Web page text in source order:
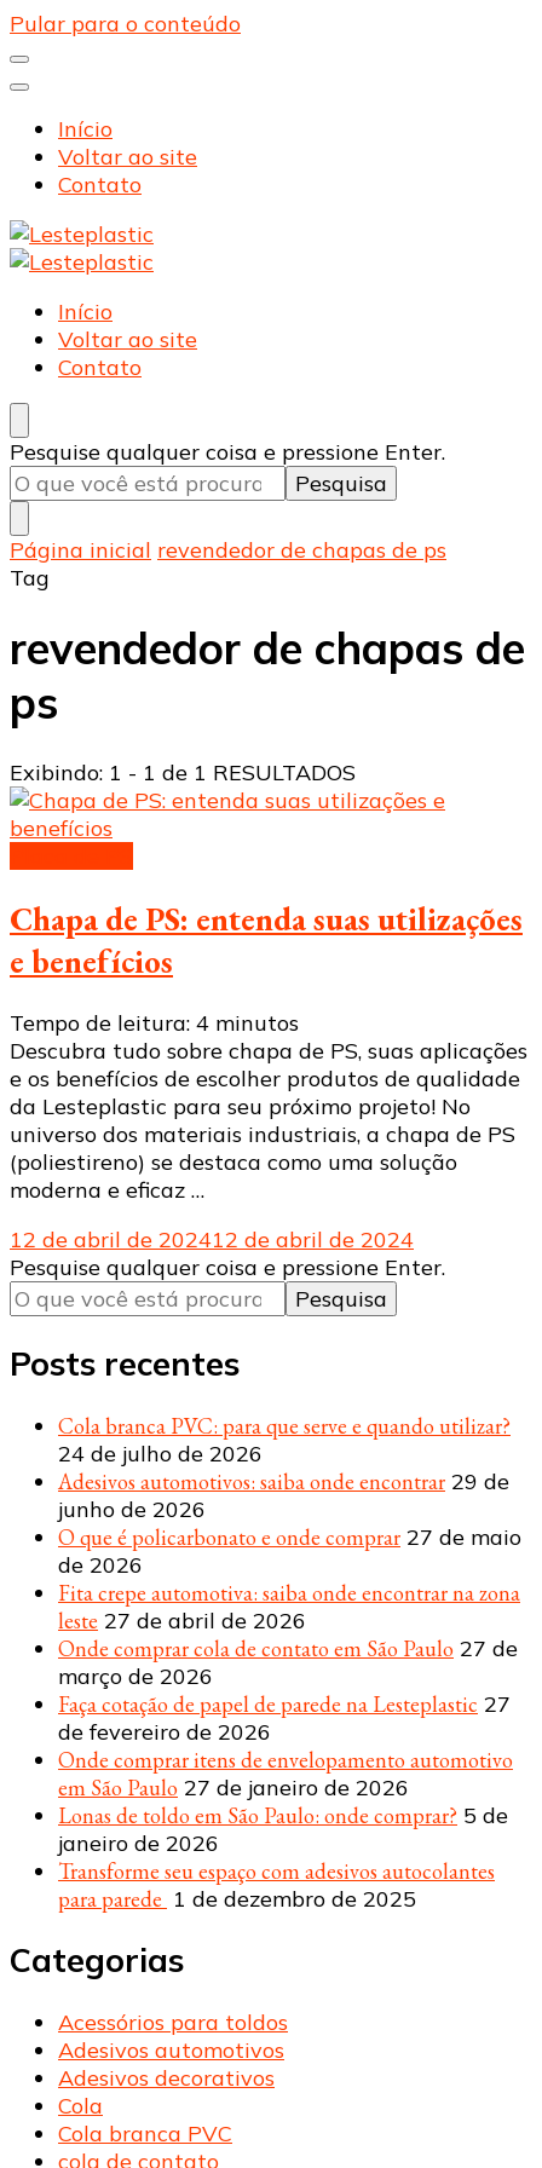
Pular para o conteúdo
Início
Voltar ao site
Contato
Lesteplastic
Blog – Lesteplastic
Lesteplastic
Blog – Lesteplastic
Início
Voltar ao site
Contato
Procurando
algo?
Pesquise qualquer coisa e pressione Enter.
Página inicial revendedor de chapas de ps
Tag
revendedor de chapas de
ps
Exibindo: 1 - 1 de 1 RESULTADOS
Chapa de PS: entenda suas utilizações
e benefícios
Tempo de leitura: 4 minutos
Descubra tudo sobre chapa de PS, suas aplicações
e os benefícios de escolher produtos de qualidade
da Lesteplastic para seu próximo projeto! No
universo dos materiais industriais, a chapa de PS
(poliestireno) se destaca como uma solução
moderna e eficaz …
12 de abril de 202412 de abril de 2024
Procurando
algo?
Pesquise qualquer coisa e pressione Enter.
Posts recentes
Cola branca PVC: para que serve e quando utilizar?
24 de julho de 2026
Adesivos automotivos: saiba onde encontrar 29 de
junho de 2026
O que é policarbonato e onde comprar 27 de maio
de 2026
Fita crepe automotiva: saiba onde encontrar na zona
leste 27 de abril de 2026
Onde comprar cola de contato em São Paulo 27 de
março de 2026
Faça cotação de papel de parede na Lesteplastic 27
de fevereiro de 2026
Onde comprar itens de envelopamento automotivo
em São Paulo 27 de janeiro de 2026
Lonas de toldo em São Paulo: onde comprar? 5 de
janeiro de 2026
Transforme seu espaço com adesivos autocolantes
para parede 1 de dezembro de 2025
Categorias
Acessórios para toldos
Adesivos automotivos
Adesivos decorativos
Cola
Cola branca PVC
cola de contato